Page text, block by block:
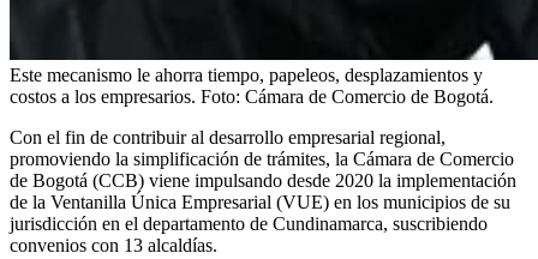
Este mecanismo le ahorra tiempo, papeleos, desplazamientos y
costos a los empresarios. Foto: Cámara de Comercio de Bogotá.
Con el fin de contribuir al desarrollo empresarial regional,
promoviendo la simplificación de trámites, la Cámara de Comercio
de Bogotá (CCB) viene impulsando desde 2020 la implementación
de la Ventanilla Única Empresarial (VUE) en los municipios de su
jurisdicción en el departamento de Cundinamarca, suscribiendo
convenios con 13 alcaldías.